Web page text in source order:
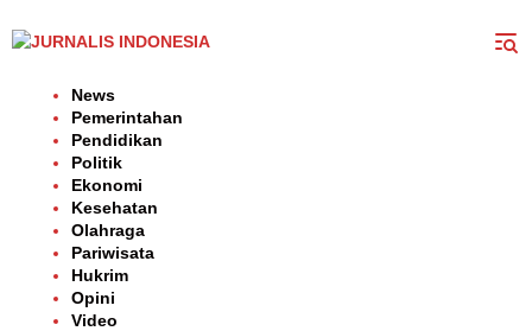
ke
News
Pemerintahan
Pendidikan
Politik
Ekonomi
Kesehatan
Olahraga
Pariwisata
Hukrim
Opini
Video